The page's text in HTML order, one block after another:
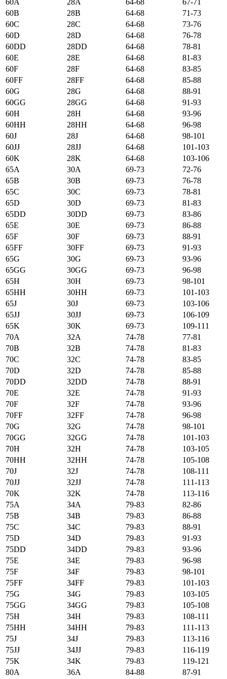
60B
28B 64-68
71-73
60C
28C 64-68
73-76
60D
28D 64-68
76-78
60DD
28DD 64-68
78-81
60E
28E 64-68
81-83
60F
28F 64-68
83-85
60FF
28FF 64-68
85-88
60G
28G 64-68
88-91
60GG
28GG 64-68
91-93
60H
28H 64-68
93-96
60HH
28HH 64-68
96-98
60J
28J 64-68
98-101
60JJ
28JJ 64-68
101-103
60K
28K 64-68
103-106
65А
30А 69-73
72-76
65B
30B 69-73
76-78
65C
30C 69-73
78-81
65D
30D 69-73
81-83
65DD
30DD 69-73
83-86
65E
30E 69-73
86-88
65F
30F 69-73
88-91
65FF
30FF 69-73
91-93
65G
30G 69-73
93-96
65GG
30GG 69-73
96-98
65H
30H 69-73
98-101
65HH
30HH 69-73
101-103
65J
30J 69-73
103-106
65JJ
30JJ 69-73
106-109
65K
30K 69-73
109-111
70А
32А 74-78
77-81
70B
32B 74-78
81-83
70C
32C 74-78
83-85
70D
32D 74-78
85-88
70DD
32DD 74-78
88-91
70E
32E 74-78
91-93
70F
32F 74-78
93-96
70FF
32FF 74-78
96-98
70G
32G 74-78
98-101
70GG
32GG 74-78
101-103
70H
32H 74-78
103-105
70HH
32HH 74-78
105-108
70J
32J 74-78
108-111
70JJ
32JJ 74-78
111-113
70K
32K 74-78
113-116
75А
34А 79-83
82-86
75B
34B 79-83
86-88
75C
34C 79-83
88-91
75D
34D 79-83
91-93
75DD
34DD 79-83
93-96
75E
34E 79-83
96-98
75F
34F 79-83
98-101
75FF
34FF 79-83
101-103
75G
34G 79-83
103-105
75GG
34GG 79-83
105-108
75H
34H 79-83
108-111
75HH
34HH 79-83
111-113
75J
34J 79-83
113-116
75JJ
34JJ 79-83
116-119
75K
34K 79-83
119-121
80А
36А 84-88
87-91